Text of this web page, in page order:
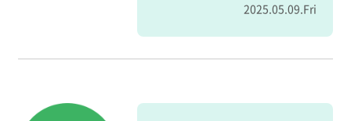
2025.05.09.Fri